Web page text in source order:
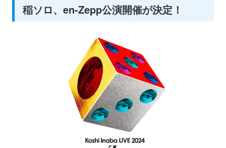
稲ソロ、en-Zepp公演開催が決定！